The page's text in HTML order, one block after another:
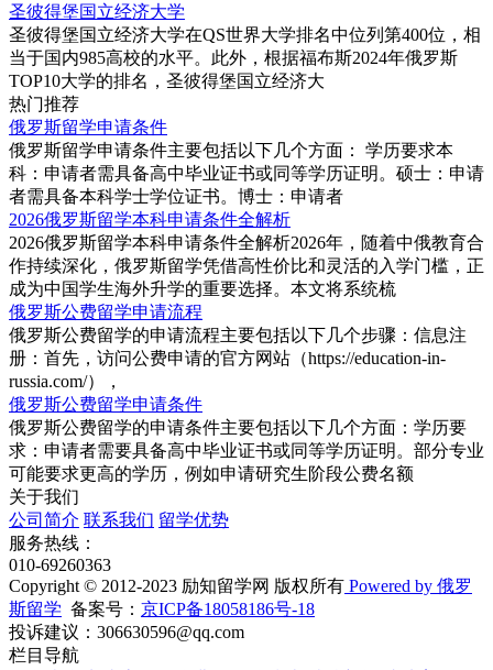
圣彼得堡国立经济大学
圣彼得堡国立经济大学在QS世界大学排名中位列第400位‌，相
当于国内985高校的水平‌。此外，根据福布斯2024年俄罗斯
TOP10大学的排名，圣彼得堡国立经济大
热门推荐
俄罗斯留学申请条件
俄罗斯留学申请条件主要包括以下几个方面‌：‌ 学历要求‌本
科‌：申请者需具备高中毕业证书或同等学历证明。‌硕士‌：申请
者需具备本科学士学位证书。‌博士‌：申请者
2026俄罗斯留学本科申请条件全解析
2026俄罗斯留学本科申请条件全解析2026年，随着中俄教育合
作持续深化，俄罗斯留学凭借高性价比和灵活的入学门槛，正
成为中国学生海外升学的重要选择。本文将系统梳
俄罗斯公费留学申请流程
俄罗斯公费留学的申请流程主要包括以下几个步骤‌：‌信息注
册‌：首先，访问公费申请的官方网站（https://education-in-
russia.com/），
俄罗斯公费留学申请条件
俄罗斯公费留学的申请条件主要包括以下几个方面‌：‌‌学历要
求‌：申请者需要具备高中毕业证书或同等学历证明。部分专业
可能要求更高的学历，例如申请研究生阶段公费名额
关于我们
公司简介 联系我们 留学优势
服务热线：
010-69260363
Copyright © 2012-2023 励知留学网 版权所有 Powered by 俄罗
斯留学 备案号： 京ICP备18058186号-18
投诉建议： 306630596@qq.com
栏目导航